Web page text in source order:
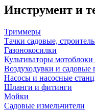
Инструмент и
Триммеры
Тачки садовые,
Газонокосилки
Культиваторы
Воздуходувки и садовые
Насосы и насосные
Шланги и фитинги
Мойки
Садовые измельчители